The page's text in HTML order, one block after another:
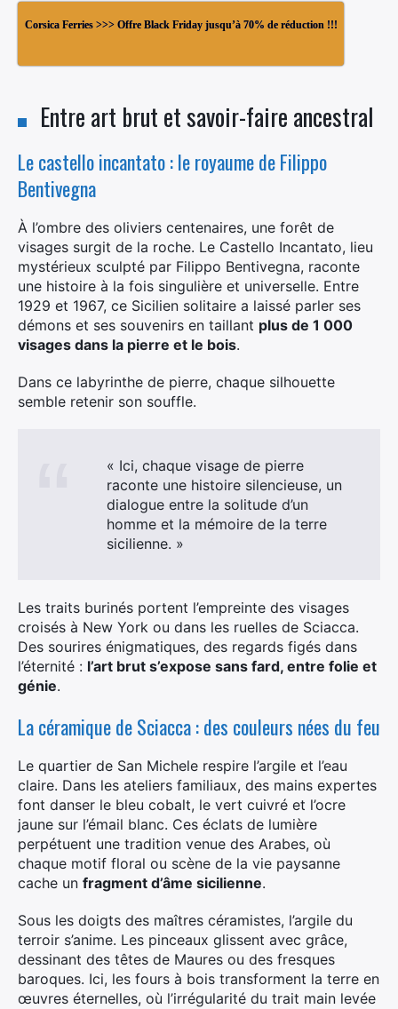
Corsica Ferries >>> Offre Black Friday jusqu’à 70% de réduction !!!
Entre art brut et savoir-faire ancestral
Le castello incantato : le royaume de Filippo
Bentivegna
À l’ombre des oliviers centenaires, une forêt de
visages surgit de la roche. Le Castello Incantato, lieu
mystérieux sculpté par Filippo Bentivegna, raconte
une histoire à la fois singulière et universelle. Entre
1929 et 1967, ce Sicilien solitaire a laissé parler ses
démons et ses souvenirs en taillant plus de 1 000
visages dans la pierre et le bois.
Dans ce labyrinthe de pierre, chaque silhouette
semble retenir son souffle.
« Ici, chaque visage de pierre
raconte une histoire silencieuse, un
dialogue entre la solitude d’un
homme et la mémoire de la terre
sicilienne. »
Les traits burinés portent l’empreinte des visages
croisés à New York ou dans les ruelles de Sciacca.
Des sourires énigmatiques, des regards figés dans
l’éternité : l’art brut s’expose sans fard, entre folie et
génie.
La céramique de Sciacca : des couleurs nées du feu
Le quartier de San Michele respire l’argile et l’eau
claire. Dans les ateliers familiaux, des mains expertes
font danser le bleu cobalt, le vert cuivré et l’ocre
jaune sur l’émail blanc. Ces éclats de lumière
perpétuent une tradition venue des Arabes, où
chaque motif floral ou scène de la vie paysanne
cache un fragment d’âme sicilienne.
Sous les doigts des maîtres céramistes, l’argile du
terroir s’anime. Les pinceaux glissent avec grâce,
dessinant des têtes de Maures ou des fresques
baroques. Ici, les fours à bois transforment la terre en
œuvres éternelles, où l’irrégularité du trait main levée
×